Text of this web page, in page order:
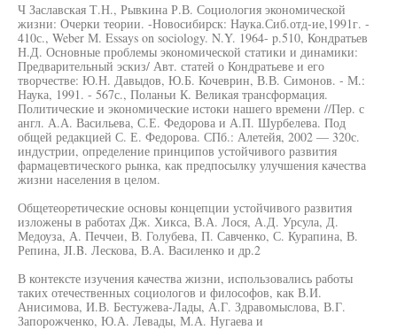
Ч Заславская Т.Н., Рывкина Р.В. Социология экономической
жизни: Очерки теории. -Новосибирск: Наука.Сиб.отд-ие,1991г. -
410с., Weber М. Essays on sociology. N.Y. 1964- p.510, Кондратьев
Н.Д. Основные проблемы экономической статики и динамики:
Предварительный эскиз/ Авт. статей о Кондратьеве и его
творчестве: Ю.Н. Давыдов, Ю.Б. Кочеврин, В.В. Симонов. - М.:
Наука, 1991. - 567с., Поланьи К. Великая трансформация.
Политические и экономические истоки нашего времени //Пер. с
англ. А.А. Васильева, С.Е. Федорова и А.П. Шурбелева. Под
общей редакцией С. Е. Федорова. СПб.: Алетейя, 2002 — 320с.
индустрии, определение принципов устойчивого развития
фармацевтического рынка, как предпосылку улучшения качества
жизни населения в целом.
Общетеоретические основы концепции устойчивого развития
изложены в работах Дж. Хикса, В.А. Лося, А.Д. Урсула, Д.
Медоуза, А. Печчеи, В. Голубева, П. Савченко, С. Курапина, В.
Репина, JI.B. Лескова, В.А. Василенко и др.2
В контексте изучения качества жизни, использовались работы
таких отечественных социологов и философов, как В.И.
Анисимова, И.В. Бестужева-Лады, А.Г. Здравомыслова, В.Г.
Запорожченко, Ю.А. Левады, М.А. Нугаева и